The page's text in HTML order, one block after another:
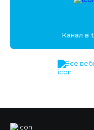
Канал в
Все